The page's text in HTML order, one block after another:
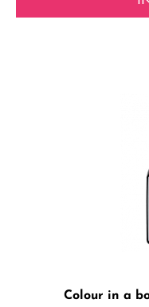
Colour in a